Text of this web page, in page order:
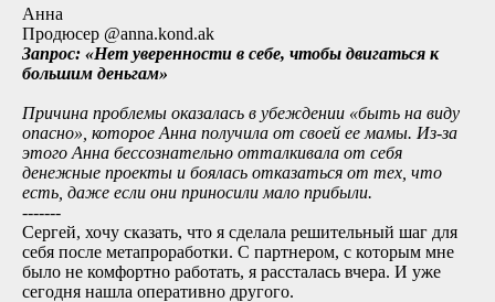
Анна
Продюсер @anna.kond.ak
Запрос: «Нет уверенности в себе, чтобы двигаться к
большим деньгам»
Причина проблемы оказалась в убеждении «быть на виду
опасно», которое Анна получила от своей ее мамы. Из-за
этого Анна бессознательно отталкивала от себя
денежные проекты и боялась отказаться от тех, что
есть, даже если они приносили мало прибыли.
-------
Сергей, хочу сказать, что я сделала решительный шаг для
себя после метапроработки. С партнером, с которым мне
было не комфортно работать, я рассталась вчера. И уже
сегодня нашла оперативно другого.